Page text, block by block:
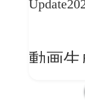
ーク
Update
動画
する